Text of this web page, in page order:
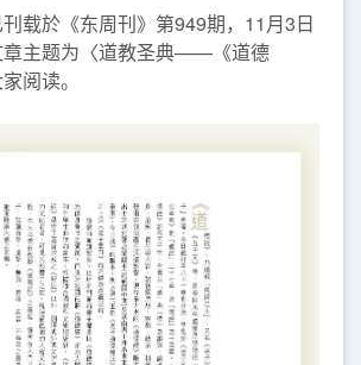
载於《东周刊》第949期，11月3日
章主题为〈道教圣典——《道德
阅读。